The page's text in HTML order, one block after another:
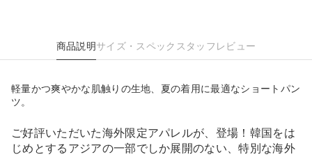
商品説明サイズ・スペック スタッフレビュー
軽量かつ爽やかな肌触りの生地、夏の着用に最適なショートパン
ツ。
ご好評いただいた海外限定アパレルが、登場！韓国をは
じめとするアジアの一部でしか展開のない、特別な海外